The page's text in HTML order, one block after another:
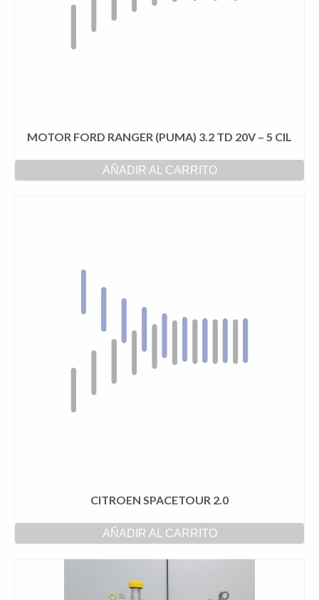
MOTOR FORD RANGER (PUMA) 3.2 TD 20V – 5 CIL
AÑADIR AL CARRITO
CITROEN SPACETOUR 2.0
AÑADIR AL CARRITO